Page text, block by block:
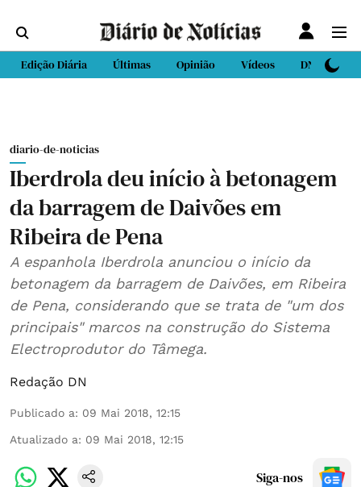
Edição Diária Últimas Opinião Vídeos DN Sport
diario-de-noticias
Iberdrola deu início à betonagem
da barragem de Daivões em
Ribeira de Pena
A espanhola Iberdrola anunciou o início da
betonagem da barragem de Daivões, em Ribeira
de Pena, considerando que se trata de "um dos
principais" marcos na construção do Sistema
Electroprodutor do Tâmega.
Redação DN
Publicado a: 09 Mai 2018, 12:15
Atualizado a: 09 Mai 2018, 12:15
Siga-nos